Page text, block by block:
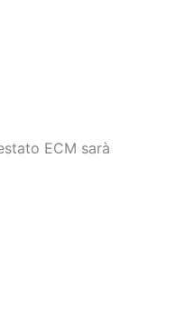
ECM sarà